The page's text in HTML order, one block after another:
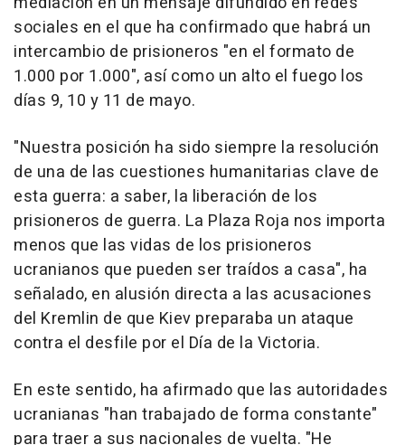
sociales en el que ha confirmado que habrá un
intercambio de prisioneros "en el formato de
1.000 por 1.000", así como un alto el fuego los
días 9, 10 y 11 de mayo.
"Nuestra posición ha sido siempre la resolución
de una de las cuestiones humanitarias clave de
esta guerra: a saber, la liberación de los
prisioneros de guerra. La Plaza Roja nos importa
menos que las vidas de los prisioneros
ucranianos que pueden ser traídos a casa", ha
señalado, en alusión directa a las acusaciones
del Kremlin de que Kiev preparaba un ataque
contra el desfile por el Día de la Victoria.
En este sentido, ha afirmado que las autoridades
ucranianas "han trabajado de forma constante"
para traer a sus nacionales de vuelta. "He